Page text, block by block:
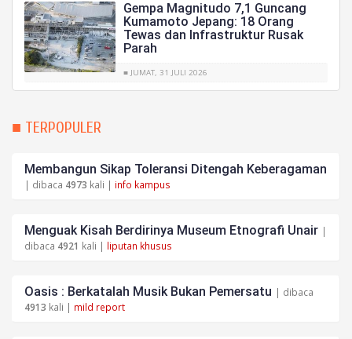
Gempa Magnitudo 7,1 Guncang
Kumamoto Jepang: 18 Orang
Tewas dan Infrastruktur Rusak
Parah
■ JUMAT, 31 JULI 2026
■ TERPOPULER
Membangun Sikap Toleransi Ditengah Keberagaman
| dibaca 4973 kali | info kampus
Menguak Kisah Berdirinya Museum Etnografi Unair |
dibaca 4921 kali | liputan khusus
Oasis : Berkatalah Musik Bukan Pemersatu | dibaca
4913 kali | mild report